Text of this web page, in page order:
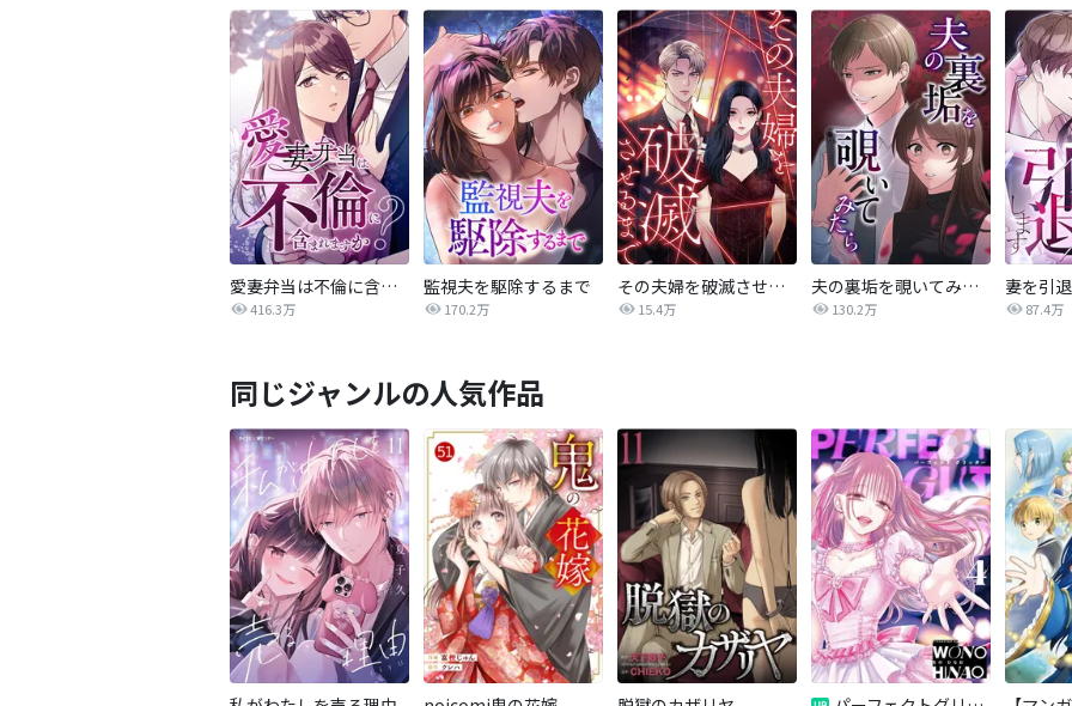
愛妻弁当は不倫に含まれますか？
416.3万
監視夫を駆除するまで
170.2万
その夫婦を破滅させるまで
15.4万
夫の裏垢を覗いてみたら
130.2万
妻を引
87.4万
同じジャンルの人気作品